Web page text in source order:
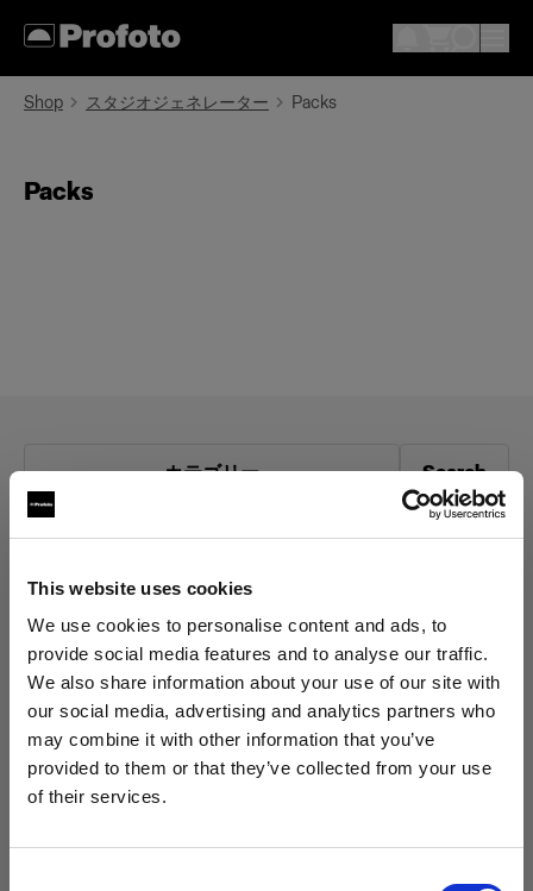
This website uses cookies
We use cookies to personalise content and ads, to
provide social media features and to analyse our traffic.
We also share information about your use of our site with
our social media, advertising and analytics partners who
may combine it with other information that you’ve
provided to them or that they’ve collected from your use
of their services.
地域を変更しますか？
Shop スタジオジェネレーター Packs
Packs
カテゴリー Search
1 アイテム
次で並べ替え：
Sort:人気